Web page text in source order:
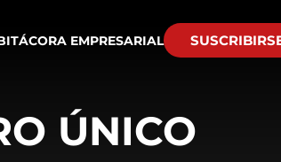
EMPRESARIAL
ÚNICO